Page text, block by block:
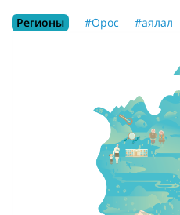
Регионы #Орос #аялал